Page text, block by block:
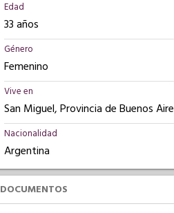
Edad
33 años
Género
Femenino
Vive en
San Miguel, Provincia de Buenos
Nacionalidad
Argentina
DOCUMENTOS